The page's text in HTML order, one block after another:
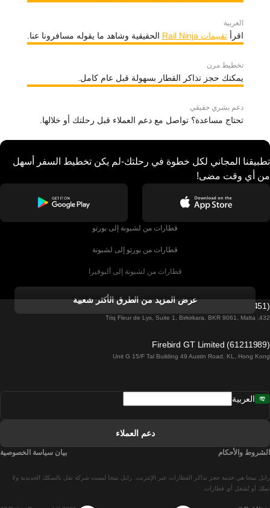
العربية
اقرأتقييمات Rail Ninja الحقيقية وشاهد ما يقوله مسافرونا عنا.
تخطيط مرن
يمكنك حجز تذاكر القطار بسهولة قبل عام كامل.
دعم بشري حقيقي
تحتاج مساعدة؟ تواصل مع دعم العملاء قبل رحلتك أو خلالها.
تطبيقنا المجاني لكل خطوة في رحلتك-لم يكن تخطيط السفر أسهل
من أي وقت مضى!
قطارات من لشبونة إلى بورتو
قطارات من بورتو إلى لشبونة
قطارات من لشبونة إلى ألبوفيرا
قطارات من ألبوفيرا إلى لشبونة
قطارات من لشبونة إلى لاغوس
قطارات من لشبونة إلى مدريد
عرض المزيد من الطرق الأكثر شعبية
Firebird GT Limited (OC 1451)
432, Triq Fleur de Lys, Suite 1, Birkirkara, BKR 9061, Malta
Firebird GT Limited (61211989)
Unit G 15/F Tal Building 49 Austin Road, KL, Hong Kong
رايل نينجا هي خدمة حجز تذاكر القطارات عبر الإنترنت. رايل نينجا ليست شركة نقل بالسكك الحديدية ولا
تملك أو تُشغل أي قطارات.
العربية
دعم العملاء
الشروط والأحكام بيان سياسة الخصوصية